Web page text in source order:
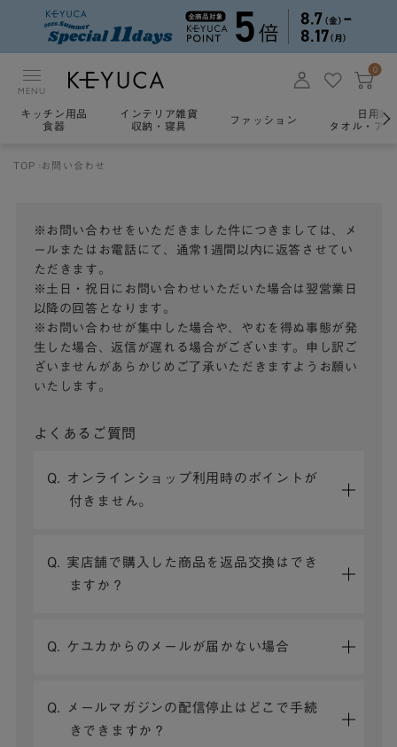
MENU
0
キッチン用品
食器
インテリア雑貨
収納・寝具
ファッション
日用雑
タオル・ア
TOP お問い合わせ
※お問い合わせをいただきました件につきましては、メ
ールまたはお電話にて、通常1週間以内に返答させてい
ただきます。
※土日・祝日にお問い合わせいただいた場合は翌営業日
以降の回答となります。
※お問い合わせが集中した場合や、やむを得ぬ事態が発
生した場合、返信が遅れる場合がございます。申し訳ご
ざいませんがあらかじめご了承いただきますようお願い
いたします。
よくあるご質問
Q. オンラインショップ利用時のポイントが
付きません。
Q. 実店舗で購入した商品を返品交換はでき
ますか？
Q. ケユカからのメールが届かない場合
Q. メールマガジンの配信停止はどこで手続
きできますか？